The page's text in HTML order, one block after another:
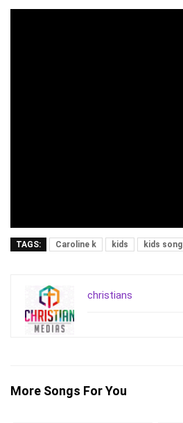
TAGS: Caroline k kids kids song
christians
More Songs For You